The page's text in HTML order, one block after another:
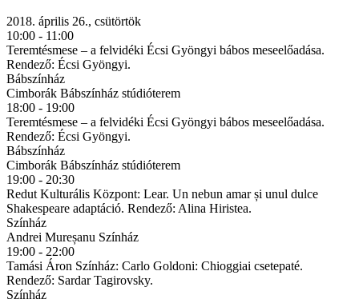
2018. április 26., csütörtök
10:00 - 11:00
Teremtésmese – a felvidéki Écsi Gyöngyi bábos meseelőadása.
Rendező: Écsi Gyöngyi.
Bábszínház
Cimborák Bábszínház stúdióterem
18:00 - 19:00
Teremtésmese – a felvidéki Écsi Gyöngyi bábos meseelőadása.
Rendező: Écsi Gyöngyi.
Bábszínház
Cimborák Bábszínház stúdióterem
19:00 - 20:30
Redut Kulturális Központ: Lear. Un nebun amar și unul dulce
Shakespeare adaptáció. Rendező: Alina Hiristea.
Színház
Andrei Mureșanu Színház
19:00 - 22:00
Tamási Áron Színház: Carlo Goldoni: Chioggiai csetepaté.
Rendező: Sardar Tagirovsky.
Színház